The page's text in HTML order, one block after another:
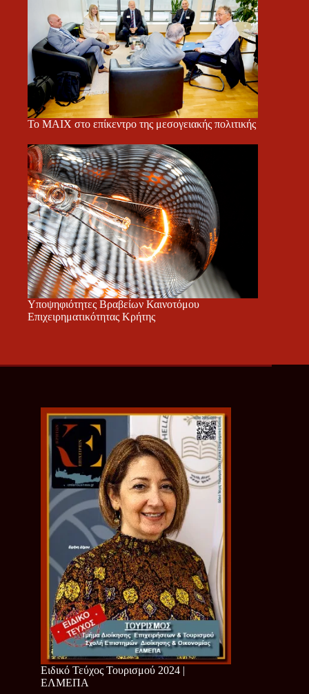
Το ΜΑΙΧ στο επίκεντρο της μεσογειακής πολιτικής
Υποψηφιότητες Βραβείων Καινοτόμου
Επιχειρηματικότητας Κρήτης
Ειδικό Τεύχος Τουρισμού 2024 |
ΕΛΜΕΠΑ